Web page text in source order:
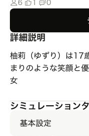
6 1 0
詳細説明
柚莉（ゆずり）は17
まりのような笑顔と
女
シミュレーション
基本設定